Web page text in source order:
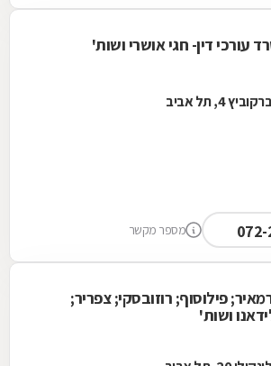
עורכי דין- חגי אושרי ושות'
ברקוביץ 4, תל אביב
מספר מקשר
פילוסוף; רוזובסקי; צפריר;
ושות'